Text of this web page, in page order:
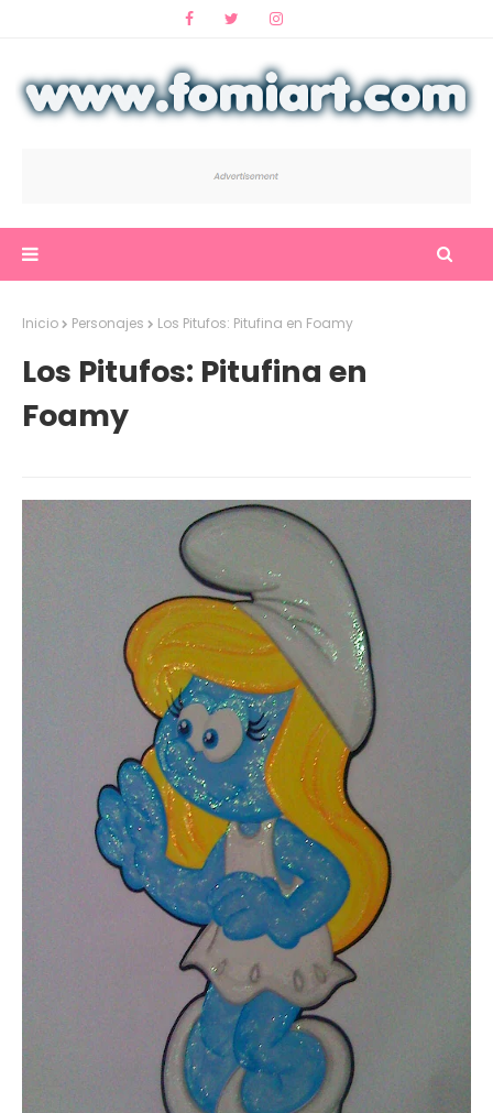
Inicio Personajes Los Pitufos: Pitufina en Foamy
Los Pitufos: Pitufina en
Foamy